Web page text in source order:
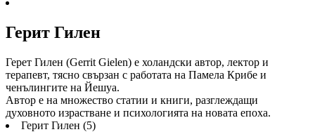
Герит Гилен
Герет Гилен (Gerrit Gielen) е холандски автор, лектор и
терапевт, тясно свързан с работата на Памела Крибе и
ченълингите на Йешуа.
Автор е на множество статии и книги, разглеждащи
духовното израстване и психологията на новата епоха.
Герит Гилен (5)